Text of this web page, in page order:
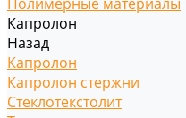
Капролон
Назад
Капролон
Капролон стержни
Стеклотекстолит